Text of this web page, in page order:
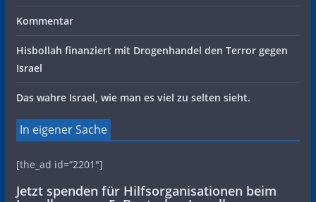
Kommentar
Hisbollah finanziert mit Drogenhandel den Terror gegen
Israel
Das wahre Israel, wie man es viel zu selten sieht.
In eigener Sache
[the_ad id=“2201″]
Jetzt spenden für Hilfsorganisationen beim